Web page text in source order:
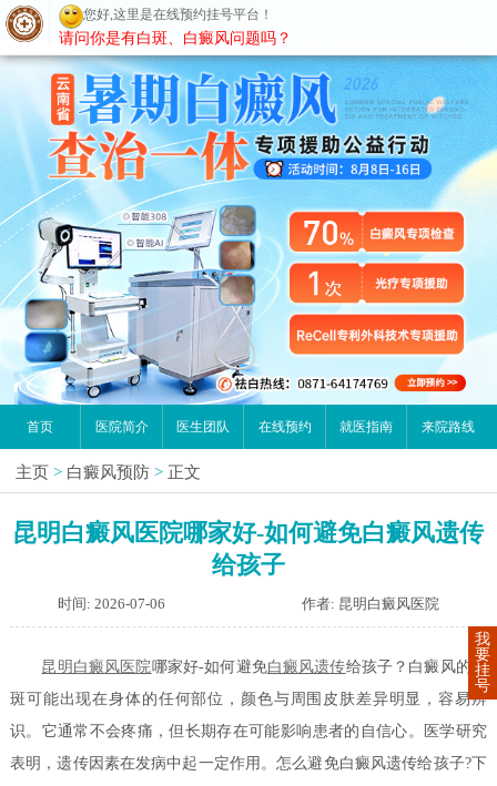
昆明白癜风医院
首页 医院简介 医生团队 在线预约 就医指南 来院路线
主页 > 白癜风预防 > 正文
昆明白癜风医院哪家好-如何避免白癜风遗传
给孩子
时间: 2026-07-06 作者: 昆明白癜风医院
昆明白癜风医院哪家好-如何避免白癜风遗传给孩子？白癜风的白
斑可能出现在身体的任何部位，颜色与周围皮肤差异明显，容易辨
识。它通常不会疼痛，但长期存在可能影响患者的自信心。医学研究
表明，遗传因素在发病中起一定作用。怎么避免白癜风遗传给孩子?下
我
要
挂
号
您好,这里是在线预约挂号平台！
请问你是有白斑、白癜风问题吗？